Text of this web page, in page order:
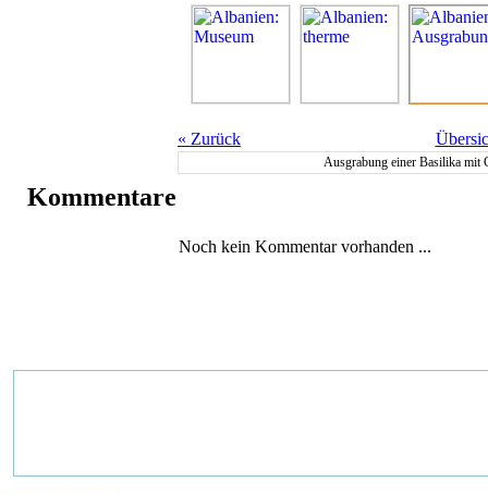
« Zurück
Ausgrabung einer Basilika mit
Kommentare
Noch kein Kommentar vorhanden ...